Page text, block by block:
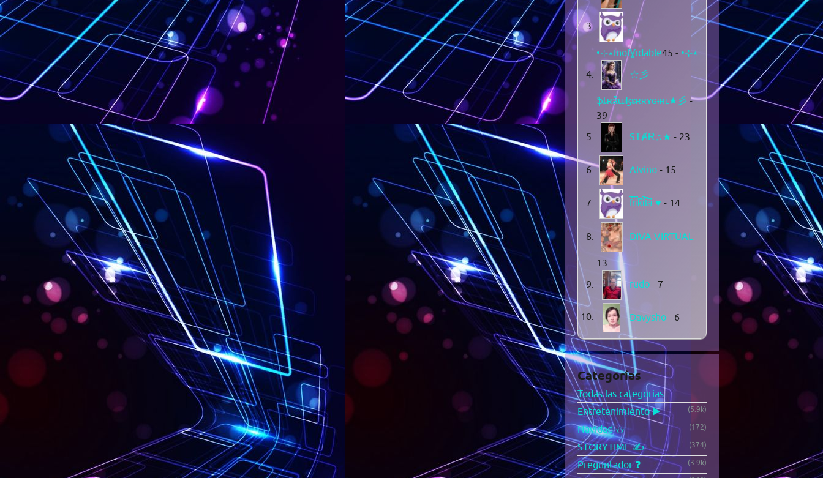
•⊹٭InolƔidable٭⊹• - 45
☆彡
ֆȶʀǟաɮɛʀʀʏɢɨʀʟ★彡 -
39
SŦȺɌ♫★ - 23
Alvino - 15
f͆r͆i͆k͆i͆t͆a͆ ♥ - 14
DIVA VIRTUAL -
13
rudo - 7
Davysho - 6
Categorías
Todas las categorías
Entretenimiento ▶️
(5.9k)
Navidad ⛄ (172)
STORYTIME ✍️ (374)
Preguntador ❓ (3.9k)